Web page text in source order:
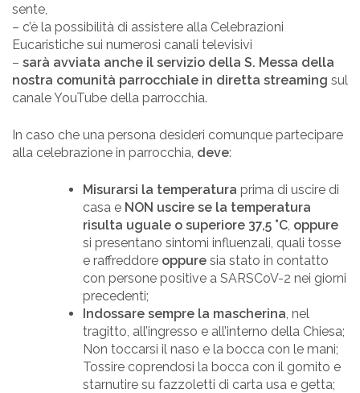
sente,
– c’è la possibilità di assistere alla Celebrazioni
Eucaristiche sui numerosi canali televisivi
– sarà avviata anche il servizio della S. Messa della
nostra comunità parrocchiale in diretta streaming sul
canale YouTube della parrocchia.
In caso che una persona desideri comunque partecipare
alla celebrazione in parrocchia, deve:
Misurarsi la temperatura prima di uscire di
casa e NON uscire se la temperatura
risulta uguale o superiore 37,5 °C oppure
si presentano sintomi influenzali, quali tosse
e raffreddore oppure sia stato in contatto
con persone positive a SARSCoV-2 nei giorni
precedenti;
Indossare sempre la mascherina , nel
tragitto, all’ingresso e all’interno della Chiesa;
Non toccarsi il naso e la bocca con le mani;
Tossire coprendosi la bocca con il gomito e
starnutire su fazzoletti di carta usa e getta;